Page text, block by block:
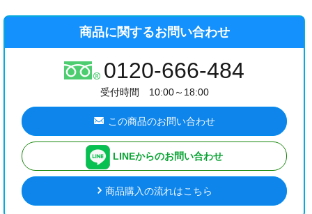
商品に関するお問い合わせ
0120-666-484
受付時間 10:00～18:00
この商品のお問い合わせ
LINEからのお問い合わせ
商品購入の流れはこちら